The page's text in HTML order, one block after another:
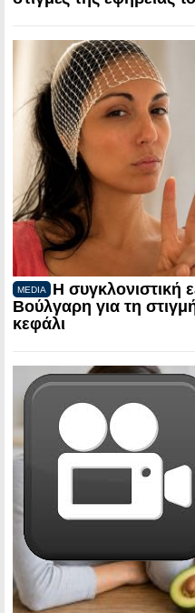
MEDIA
Η συγκλονιστική
Βούλγαρη για τη
κεφάλι